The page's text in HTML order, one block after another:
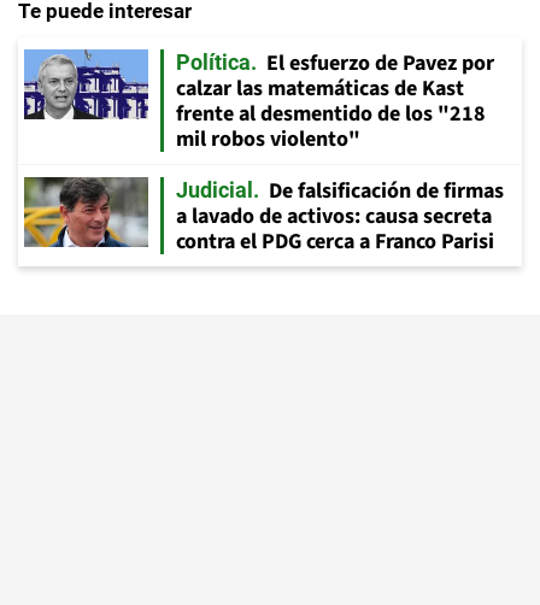
Te puede interesar
Política
El esfuerzo de Pavez por
calzar las matemáticas de Kast
frente al desmentido de los "218
mil robos violento"
Judicial
De falsificación de firmas
a lavado de activos: causa secreta
contra el PDG cerca a Franco Parisi